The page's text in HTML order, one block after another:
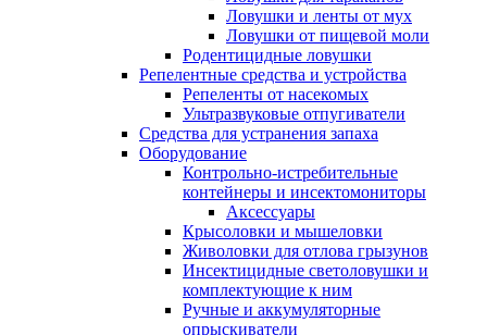
Ловушки и ленты от мух
Ловушки от пищевой моли
Родентицидные ловушки
Репелентные средства и устройства
Репеленты от насекомых
Ультразвуковые отпугиватели
Средства для устранения запаха
Оборудование
Контрольно-истребительные
контейнеры и инсектомониторы
Аксессуары
Крысоловки и мышеловки
Живоловки для отлова грызунов
Инсектицидные светоловушки и
комплектующие к ним
Ручные и аккумуляторные
опрыскиватели